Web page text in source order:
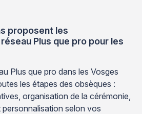
proposent les
Plus que pro pour les
Plus que pro dans les Vosges
les étapes des obsèques :
organisation de la cérémonie,
selon vos